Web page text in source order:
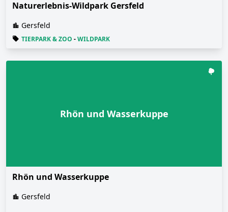
Naturerlebnis-Wildpark Gersfeld
Gersfeld
TIERPARK & ZOO -WILDPARK
Rhön und Wasserkuppe
Rhön und Wasserkuppe
Gersfeld